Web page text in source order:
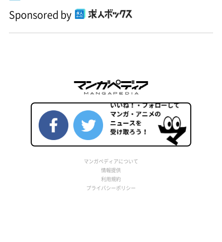
Sponsored by
マンガペディアについて
情報提供
利用規約
プライバシーポリシー